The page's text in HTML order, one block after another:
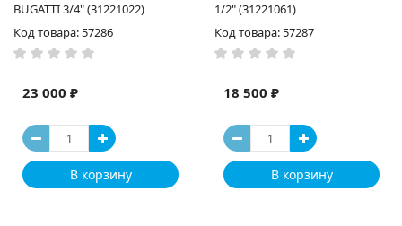
BUGATTI 3/4" (31221022)
Код товара: 57286
23 000 ₽
В корзину
1/2" (31221061)
Код товара: 57287
18 500 ₽
В корзину